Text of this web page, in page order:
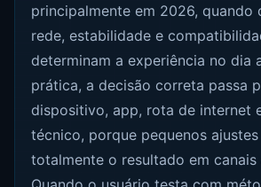
principalmente em 2026, quando
rede, estabilidade e
determinam a experiência no dia
prática, a decisão correta passa
dispositivo, app, rota de internet
técnico, porque pequenos
totalmente o resultado em canais